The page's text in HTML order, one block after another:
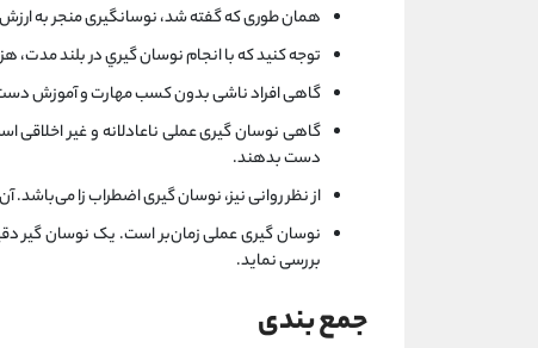
همان طوری که گفته شد، نوسانگیری منجر به
توجه كنيد كه با انجام نوسان‌ گيري در بلند مدت،
گاهی افراد ناشی بدون کسب مهارت و آموزش
گاهی نوسان گیری عملی ناعادلانه و غیر اخلاقی
دست بدهند.
از نظر روانی نیز، نوسان گیری اضطراب زا
نوسان گیری عملی زمان‌بر است. یک نوسان گیر
بررسی نماید.
جمع بندی